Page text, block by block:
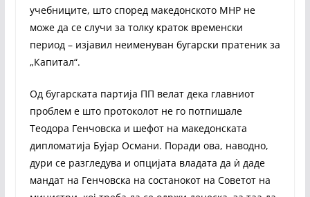
учебниците, што според македонското МНР не
може да се случи за толку краток временски
период – изјавил неименуван бугарски пратеник за
„Капитал“.
Од бугарската партија ПП велат дека главниот
проблем е што протоколот не го потпишале
Теодора Генчовска и шефот на македонската
дипломатија Бујар Османи. Поради ова, наводно,
дури се разгледува и опцијата владата да ѝ даде
мандат на Генчовска на состанокот на Советот на